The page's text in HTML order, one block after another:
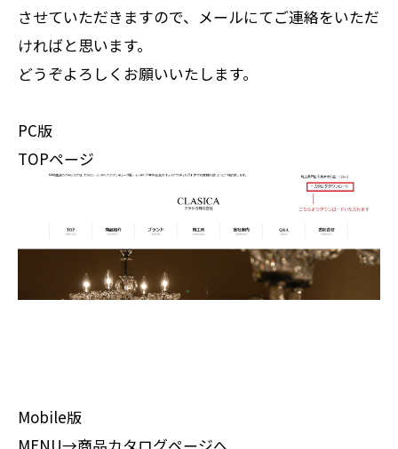
させていただきますので、メールにてご連絡をいただ
ければと思います。
どうぞよろしくお願いいたします。
PC版
TOPページ
Mobile版